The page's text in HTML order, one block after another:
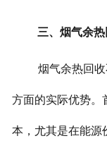
三、烟气余
烟气余热回
方面的实际优势。
本，尤其是在能源